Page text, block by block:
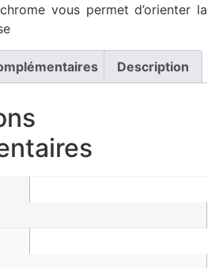
vous permet d’orienter la
Description